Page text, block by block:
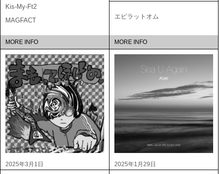
Kis-My-Ft2
MAGFACT
MORE INFO
エピラットオム
MORE INFO
2025年3月1日 2025年1月29日